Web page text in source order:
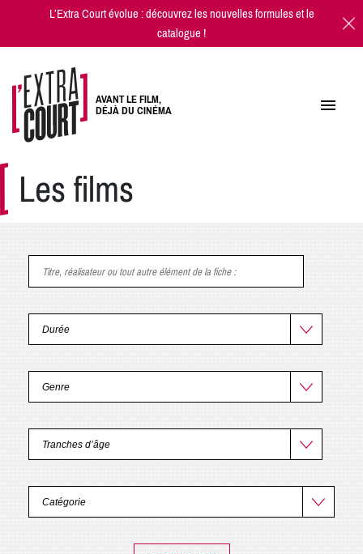
L’Extra Court évolue : découvrez lesnouvelles formulesetle
catalogue!
AVANT LE FILM,
DÉJÀ DU CINÉMA
Les films
Titre, réalisateur ou tout autre élément de la fiche: